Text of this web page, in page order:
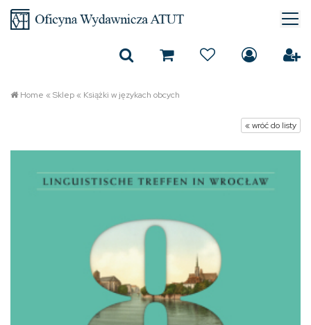
Home «Sklep« Książki w językach obcych
« wróć do listy